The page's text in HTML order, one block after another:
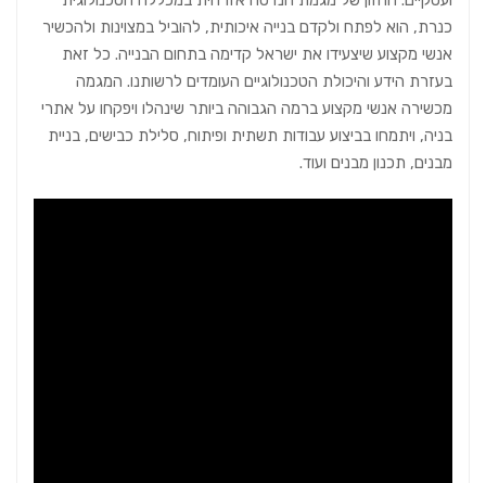
כנרת, הוא לפתח ולקדם בנייה איכותית, להוביל במצוינות ולהכשיר
אנשי מקצוע שיצעידו את ישראל קדימה בתחום הבנייה. כל זאת
בעזרת הידע והיכולת הטכנולוגיים העומדים לרשותנו. המגמה
מכשירה אנשי מקצוע ברמה הגבוהה ביותר שינהלו ויפקחו על אתרי
בניה, ויתמחו בביצוע עבודות תשתית ופיתוח, סלילת כבישים, בניית
מבנים, תכנון מבנים ועוד.